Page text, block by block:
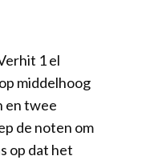
1 el
middelhoog
en twee
de noten om
op dat het